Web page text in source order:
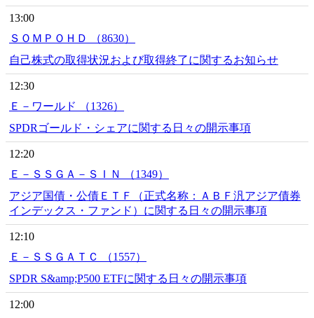
13:00
ＳＯＭＰＯＨＤ （8630）
自己株式の取得状況および取得終了に関するお知らせ
12:30
Ｅ－ワールド （1326）
SPDRゴールド・シェアに関する日々の開示事項
12:20
Ｅ－ＳＳＧＡ－ＳＩＮ （1349）
アジア国債・公債ＥＴＦ（正式名称：ＡＢＦ汎アジア債券
インデックス・ファンド）に関する日々の開示事項
12:10
Ｅ－ＳＳＧＡＴＣ （1557）
SPDR S&amp;P500 ETFに関する日々の開示事項
12:00